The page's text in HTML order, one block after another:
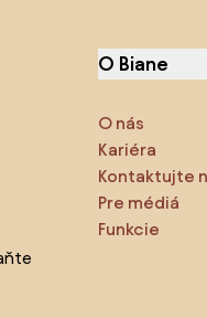
O Biane
O nás
Kariéra
Kontaktujte
Pre médiá
Funkcie